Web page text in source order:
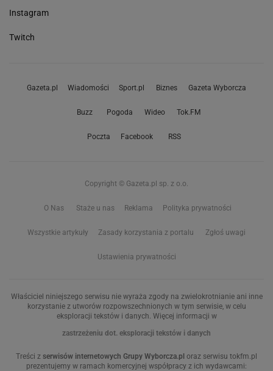
Instagram
Twitch
Gazeta.pl Wiadomości Sport.pl Biznes Gazeta Wyborcza
Buzz Pogoda Wideo Tok.FM
Poczta Facebook RSS
Copyright © Gazeta.pl sp. z o.o.
O Nas Staże u nas Reklama Polityka prywatności
Wszystkie artykuły Zasady korzystania z portalu Zgłoś uwagi
Ustawienia prywatności
Właściciel niniejszego serwisu nie wyraża zgody na zwielokrotnianie ani inne
korzystanie z utworów rozpowszechnionych w tym serwisie, w celu
eksploracji tekstów i danych. Więcej informacji w
zastrzeżeniu dot. eksploracji tekstów i danych
Treści z serwisów internetowych Grupy Wyborcza.pl oraz serwisu tokfm.pl
prezentujemy w ramach komercyjnej współpracy z ich wydawcami: